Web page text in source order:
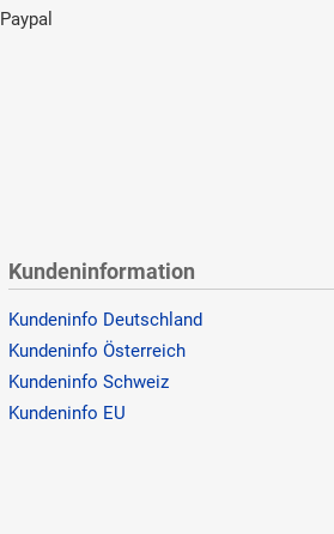
Paypal
Kundeninformation
Kundeninfo Deutschland
Kundeninfo Österreich
Kundeninfo Schweiz
Kundeninfo EU